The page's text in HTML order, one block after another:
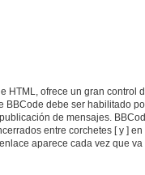
HTML, ofrece un gran control
BBCode debe ser habilitado
de mensajes.
entre corchetes [ y ]
aparece cada vez que